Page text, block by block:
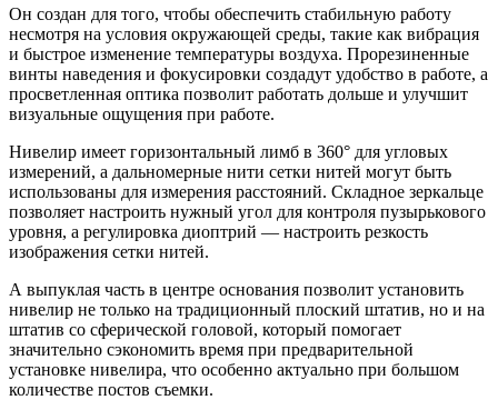
Он создан для того, чтобы обеспечить стабильную работу
несмотря на условия окружающей среды, такие как вибрация
и быстрое изменение температуры воздуха. Прорезиненные
винты наведения и фокусировки создадут удобство в работе, а
просветленная оптика позволит работать дольше и улучшит
визуальные ощущения при работе.
Нивелир имеет горизонтальный лимб в 360° для угловых
измерений, а дальномерные нити сетки нитей могут быть
использованы для измерения расстояний. Складное зеркальце
позволяет настроить нужный угол для контроля пузырькового
уровня, а регулировка диоптрий — настроить резкость
изображения сетки нитей.
А выпуклая часть в центре основания позволит установить
нивелир не только на традиционный плоский штатив, но и на
штатив со сферической головой, который помогает
значительно сэкономить время при предварительной
установке нивелира, что особенно актуально при большом
количестве постов съемки.